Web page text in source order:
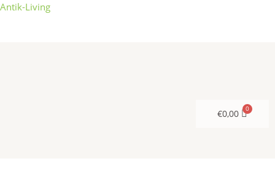
Zum
Antik-Living
€0,00